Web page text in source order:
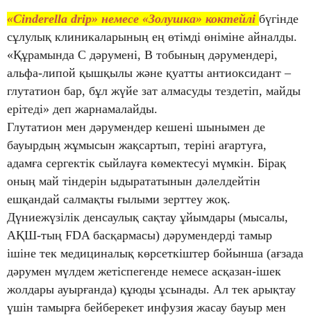
«Cinderella drip» немесе «Золушка» коктейлі бүгінде
сұлулық клиникаларының ең өтімді өніміне айналды.
«Құрамында С дәрумені, В тобының дәрумендері,
альфа-липой қышқылы және қуатты антиоксидант –
глутатион бар, бұл жүйе зат алмасуды тездетіп, майды
ерітеді» деп жарнамалайды.
Глутатион мен дәрумендер кешені шынымен де
бауырдың жұмысын жақсартып, теріні ағартуға,
адамға сергектік сыйлауға көмектесуі мүмкін. Бірақ
оның май тіндерін ыдырататынын дәлелдейтін
ешқандай салмақты ғылыми зерттеу жоқ.
Дүниежүзілік денсаулық сақтау ұйымдары (мысалы,
АҚШ-тың FDA басқармасы) дәрумендерді тамыр
ішіне тек медициналық көрсеткіштер бойынша (ағзада
дәрумен мүлдем жетіспегенде немесе асқазан-ішек
жолдары ауырғанда) құюды ұсынады. Ал тек арықтау
үшін тамырға бейберекет инфузия жасау бауыр мен